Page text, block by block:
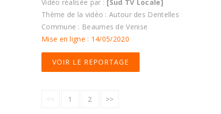
Vidéo réalisée par : [Sud TV Locale]
Thème de la vidéo : Autour des Dentelles
Commune : Beaumes de Venise
Mise en ligne : 14/05/2020
VOIR LE REPORTAGE
<< 1 2 >>